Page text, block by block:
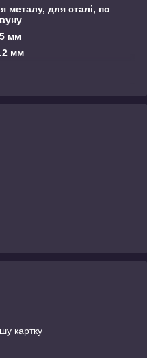
металу, для сталі, по
мм
мм
картку